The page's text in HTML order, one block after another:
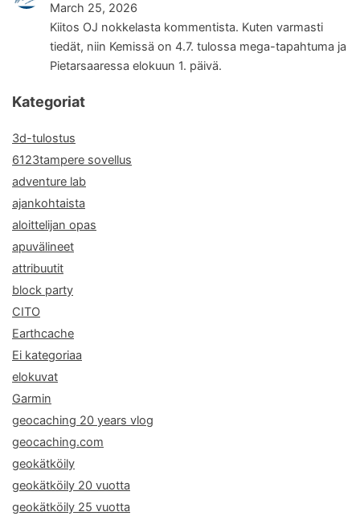
March 25, 2026
Kiitos OJ nokkelasta kommentista. Kuten varmasti
tiedät, niin Kemissä on 4.7. tulossa mega-tapahtuma ja
Pietarsaaressa elokuun 1. päivä.
Kategoriat
3d-tulostus
6123tampere sovellus
adventure lab
ajankohtaista
aloittelijan opas
apuvälineet
attribuutit
block party
CITO
Earthcache
Ei kategoriaa
elokuvat
Garmin
geocaching 20 years vlog
geocaching.com
geokätköily
geokätköily 20 vuotta
geokätköily 25 vuotta